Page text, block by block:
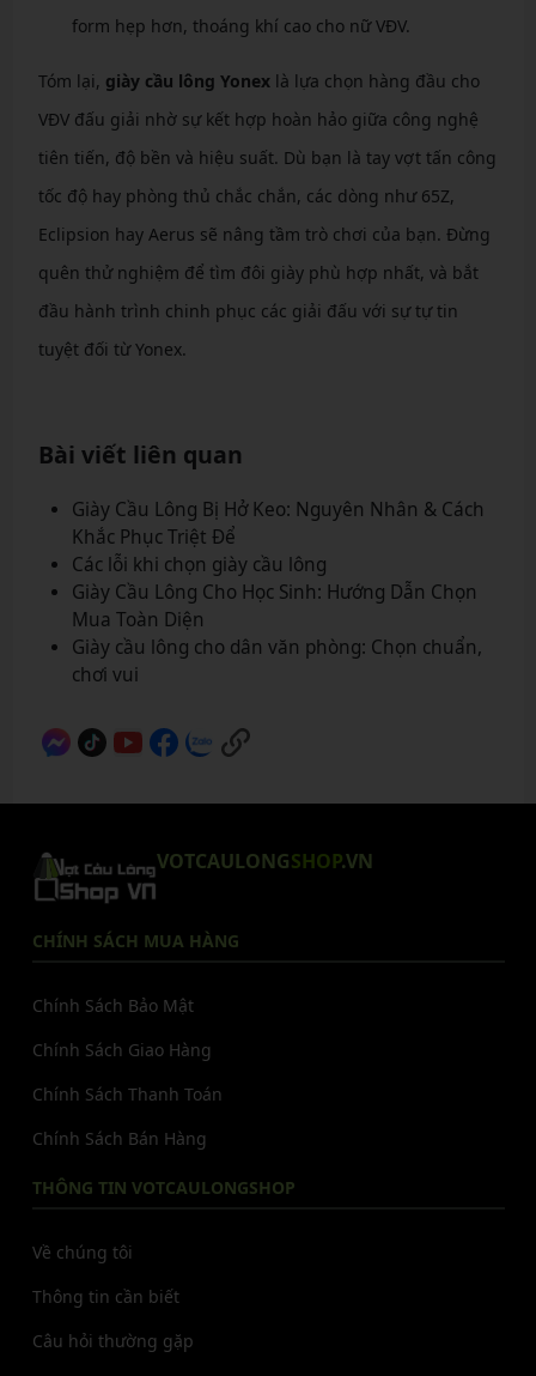
form hẹp hơn, thoáng khí cao cho nữ VĐV.
Tóm lại, giày cầu lông Yonexlà lựa chọn hàng đầu cho
VĐV đấu giải nhờ sự kết hợp hoàn hảo giữa công nghệ
tiên tiến, độ bền và hiệu suất. Dù bạn là tay vợt tấn công
tốc độ hay phòng thủ chắc chắn, các dòng như 65Z,
Eclipsion hay Aerus sẽ nâng tầm trò chơi của bạn. Đừng
quên thử nghiệm để tìm đôi giày phù hợp nhất, và bắt
đầu hành trình chinh phục các giải đấu với sự tự tin
tuyệt đối từ Yonex.
Bài viết liên quan
Giày Cầu Lông Bị Hở Keo: Nguyên Nhân & Cách
Khắc Phục Triệt Để
Các lỗi khi chọn giày cầu lông
Giày Cầu Lông Cho Học Sinh: Hướng Dẫn Chọn
Mua Toàn Diện
Giày cầu lông cho dân văn phòng: Chọn chuẩn,
chơi vui
VOTCAULONGSHOP.VN
CHÍNH SÁCH MUA HÀNG
Chính Sách Bảo Mật
Chính Sách Giao Hàng
Chính Sách Thanh Toán
Chính Sách Bán Hàng
THÔNG TIN VOTCAULONGSHOP
Về chúng tôi
Thông tin cần biết
Câu hỏi thường gặp